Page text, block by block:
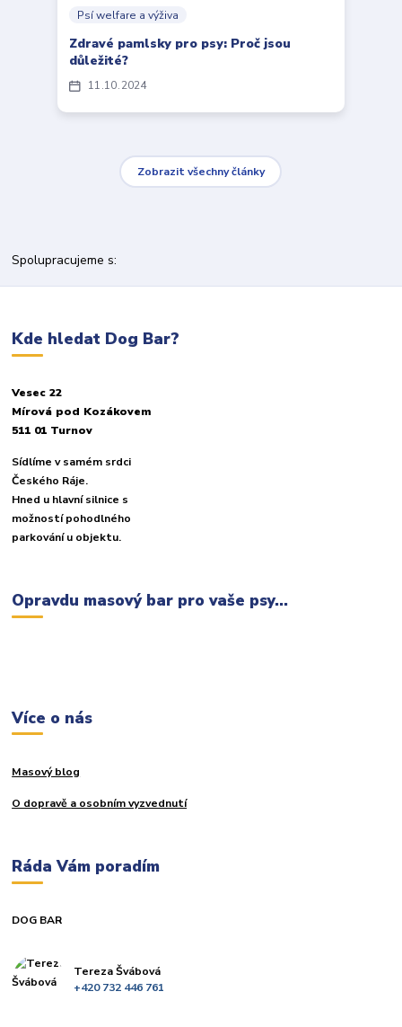
11 10 2024
Psí welfare a výživa
Zdravé pamlsky pro psy: Proč jsou
důležité?
Zobrazit všechny články
Spolupracujeme s:
Kde hledat Dog Bar?
Vesec 22
Mírová pod Kozákovem
511 01 Turnov
Sídlíme v samém srdci
Českého Ráje.
Hned u hlavní silnice s
možností pohodlného
parkování u objektu.
Opravdu masový bar pro vaše psy...
Více o nás
Masový blog
O dopravě a osobním vyzvednutí
Ráda Vám poradím
DOG BAR
Tereza Švábová
+420 732 446 761